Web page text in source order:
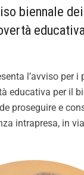
biennale
l’avviso per i
educativa per il
proseguire e
intrapresa, in